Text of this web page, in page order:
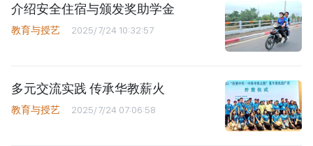
介绍安全住宿与颁发奖助学金
教育与授艺 2025/7/24 10:32:57
多元交流实践 传承华教薪火
教育与授艺 2025/7/24 07:06:58